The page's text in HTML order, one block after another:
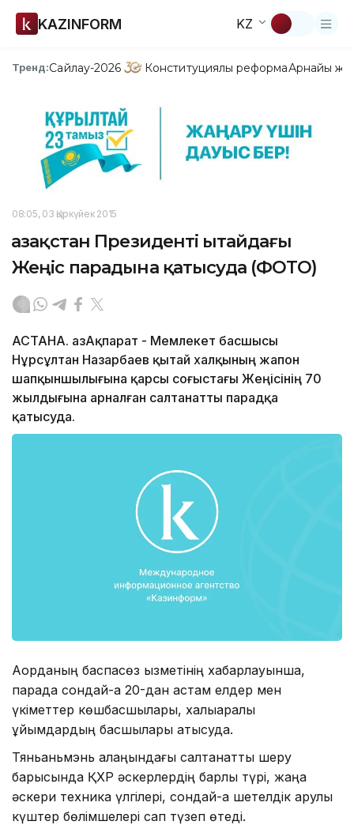
KAZINFORM KZ
Тренд:Сайлау-2026 Конституциялық реформаАрнайы
08:05, 03 Қыркүйек 2015
Қазақстан Президенті Қытайдағы
Жеңіс парадына қатысуда (ФОТО)
АСТАНА. ҚазАқпарат - Мемлекет басшысы
Нұрсұлтан Назарбаев қытай халқының жапон
шапқыншылығына қарсы соғыстағы Жеңісінің 70
жылдығына арналған салтанатты парадқа
қатысуда.
Ақорданың баспасөз қызметінің хабарлауынша,
парадқа сондай-ақ 20-дан астам елдер мен
үкіметтер көшбасшылары, халықаралық
ұйымдардың басшылары қатысуда.
Тяньаньмэнь алаңындағы салтанатты шеру
барысында ҚХР әскерлердің барлық түрі, жаңа
әскери техника үлгілері, сондай-ақ шетелдік қарулы
күштер бөлімшелері сап түзеп өтеді.